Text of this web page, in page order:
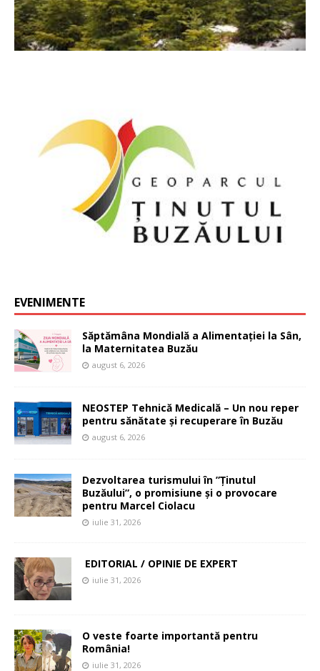
EVENIMENTE
Săptămâna Mondială a Alimentației la Sân,
la Maternitatea Buzău
august 6, 2026
NEOSTEP Tehnică Medicală – Un nou reper
pentru sănătate și recuperare în Buzău
august 6, 2026
Dezvoltarea turismului în ”Ținutul
Buzăului”, o promisiune și o provocare
pentru Marcel Ciolacu
iulie 31, 2026
EDITORIAL / OPINIE DE EXPERT
iulie 31, 2026
O veste foarte importantă pentru
România!
iulie 31, 2026